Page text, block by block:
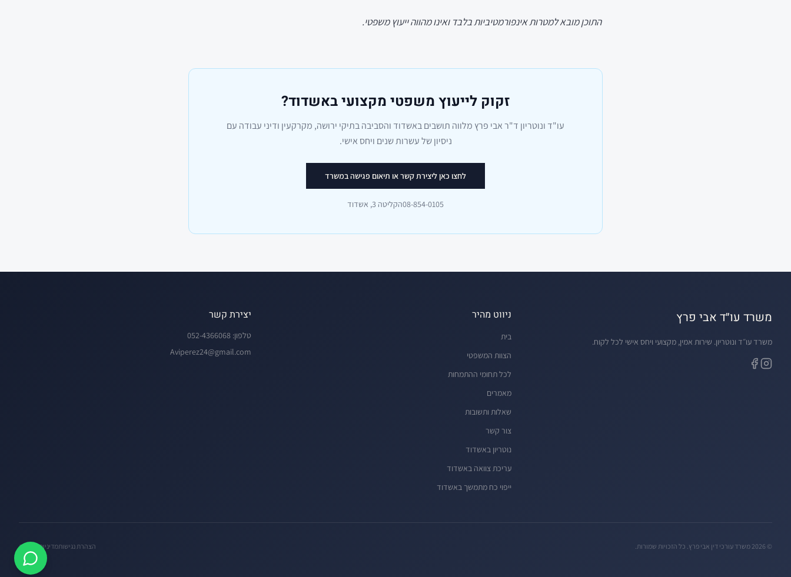
התוכן מובא למטרות אינפורמטיביות בלבד ואינו מהווה ייעוץ משפטי.
זקוק לייעוץ משפטי מקצועי באשדוד?
עו"ד ונוטריון ד"ר אבי פרץ מלווה תושבים באשדוד והסביבה בתיקי ירושה, מקרקעין ודיני עבודה עם
ניסיון של עשרות שנים ויחס אישי.
לחצו כאן ליצירת קשר או תיאום פגישה במשרד
08-854-0105הקליטה 3, אשדוד
משרד עו״ד אבי פרץ
משרד עו״ד ונוטריון. שירות אמין, מקצועי ויחס אישי לכל לקוח.
ניווט מהיר
בית
הצוות המשפטי
לכל תחומי ההתמחות
מאמרים
שאלות ותשובות
צור קשר
נוטריון באשדוד
עריכת צוואה באשדוד
ייפוי כח מתמשך באשדוד
יצירת קשר
טלפון: 052-4366068
Aviperez24@gmail.com
©
2026משרד עורכי דין אבי פרץ. כל הזכויות שמורות. הצהרת נגישותמדיניות פרטיות